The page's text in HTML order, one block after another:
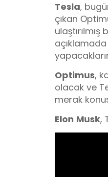
Tesla,
çıkan
Optimus,
olacak ve
merak
Elon Musk,